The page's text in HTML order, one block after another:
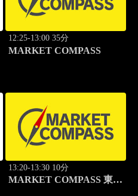
12:25-13:00 35分
MARKET COMPASS
13:20-13:30 10分
MARKET COMPASS 東証